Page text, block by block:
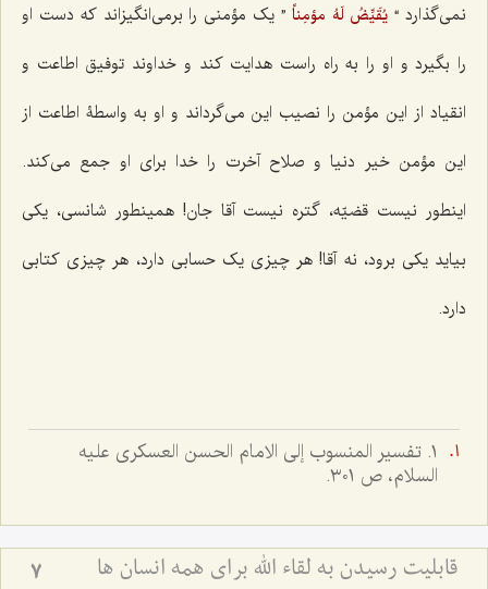
نمی‌گذارد “ یُقَیِّضُ لَهُ مؤمِناً” یک مؤمنی را برمی‌انگیزاند که دست او
را بگیرد و او را به راه راست هدایت کند و خداوند توفیق اطاعت و
انقیاد از این مؤمن را نصیب این می‌گرداند و او به واسطۀ اطاعت از
این مؤمن خیر دنیا و صلاح آخرت را خدا برای او جمع می‌کند.
اینطور نیست قضیّه، گتره نیست آقا جان! همینطور شانسی، یکی
بیاید یکی برود، نه آقا! هر چیزی یک حسابی دارد، هر چیزی کتابی
دارد.
١. تفسیر المنسوب إلی الامام الحسن العسکری علیه
السلام، ص ٣٠١.
قابلیت رسیدن به لقاء اللَه برای همه انسان ها 7